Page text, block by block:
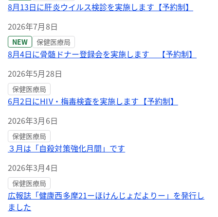
8月13日に肝炎ウイルス検診を実施します【予約制】
2026年7月8日
NEW 保健医療局
8月4日に骨髄ドナー登録会を実施します 【予約制】
2026年5月28日
保健医療局
6月2日にHIV・梅毒検査を実施します【予約制】
2026年3月6日
保健医療局
３月は「自殺対策強化月間」です
2026年3月4日
保健医療局
広報誌「健康西多摩21ーほけんじょだよりー」を発行し
ました